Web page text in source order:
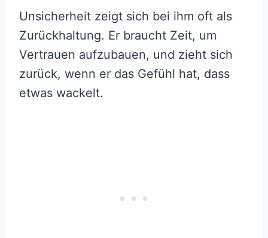
Unsicherheit zeigt sich bei ihm oft als
Zurückhaltung. Er braucht Zeit, um
Vertrauen aufzubauen, und zieht sich
zurück, wenn er das Gefühl hat, dass
etwas wackelt.